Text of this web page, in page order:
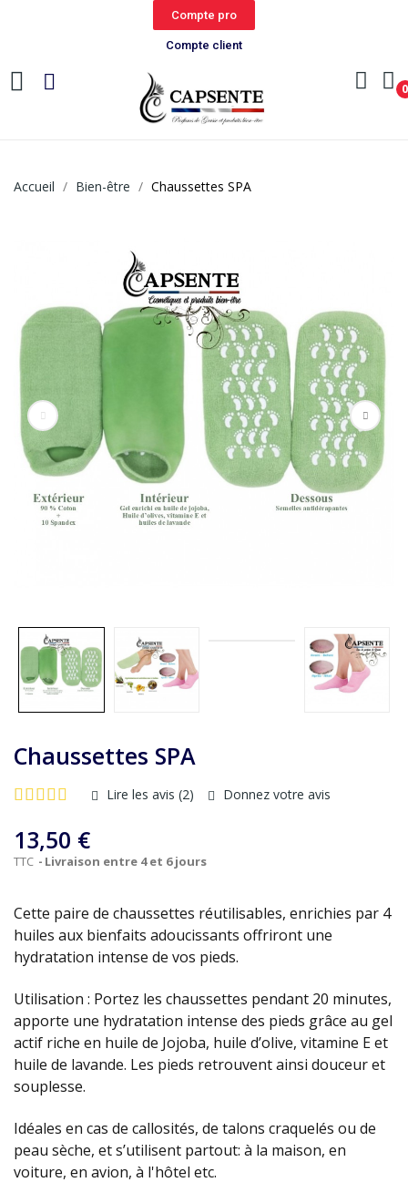
Compte pro
Compte client
0
Accueil Bien-être Chaussettes SPA
Chaussettes SPA
Lire les avis (2) Donnez votre avis
13,50 €
TTC Livraison entre 4 et 6 jours
Cette paire de chaussettes réutilisables, enrichies par 4
huiles aux bienfaits adoucissants offriront une
hydratation intense de vos pieds.
Utilisation : Portez les chaussettes pendant 20 minutes,
apporte une hydratation intense des pieds grâce au gel
actif riche en huile de Jojoba, huile d’olive, vitamine E et
huile de lavande. Les pieds retrouvent ainsi douceur et
souplesse.
Idéales en cas de callosités, de talons craquelés ou de
peau sèche, et s’utilisent partout: à la maison, en
voiture, en avion, à l'hôtel etc.